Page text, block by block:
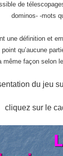
de
dominos- -mots
une définition et
qu’aucune
même façon selon
du jeu
cliquez sur le